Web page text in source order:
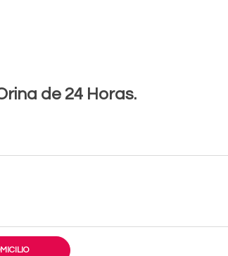
de 24 Horas.